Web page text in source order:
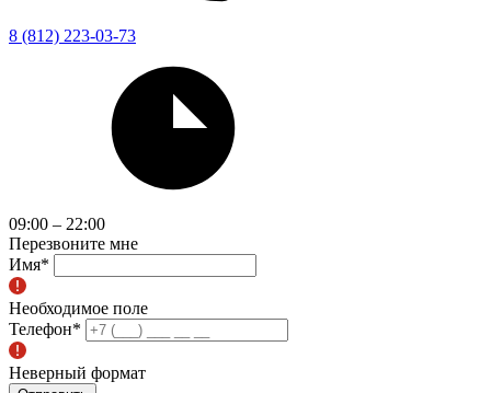
8 (812) 223-03-73
09:00 – 22:00
Перезвоните мне
Имя*
Необходимое поле
Телефон*
Неверный формат